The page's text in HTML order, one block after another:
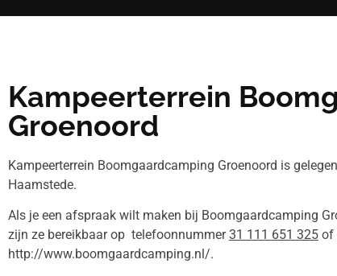
Kampeerterrein
Groenoord
Kampeerterrein Boomgaardcamping Groenoord is
Haamstede.
Als je een afspraak wilt maken bij Boomgaardcamping
zijn ze bereikbaar op telefoonnummer31 111 651 325 of
http://www.boomgaardcamping.nl/.